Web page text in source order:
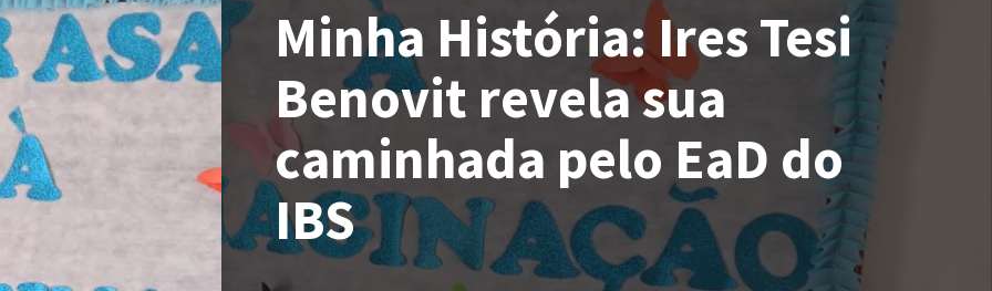
Minha História: Ires Tesi
Benovit revela sua
caminhada pelo EaD do
IBS